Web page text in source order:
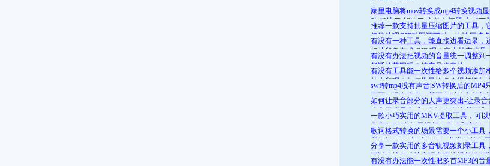
家里电脑将mov转换成mp4转换视频
败 解决了:解决了 文件名问题 去掉下
就可
推荐一款支持批量压缩图片的工具，
仅能处理GIF动图还可以一次性压缩
件
有没有一种工具，能直接边看边录，
把片段保存成 GIF 呢？它支持直接导
GIF 格式，
有没有办法把视频的音量统一调整到
舒适的范围呢？答案是肯定的
有没有工具能一次性给多个视频添加
的水印呢？如何批量给多个视频添加
的水印
swf转mp4没有声音|SW转换后的MP4
画面，没有声音，甚至有时连文件都
开
如何让录音部分的人声更突出-让录音
略高于背景音乐，保证人声清晰可辨
一款小巧实用的MKV提取工具，可
分离MKV文件里视频、音频和字幕
歌词格式转换的场景需要一个小工具
我们把 KRC 转成 LRC，非常简单实
分享一款实用的多音轨视频刻录工具
可以比较轻松地实现多音轨视频编辑
有没有办法能一次性把多首MP3的音